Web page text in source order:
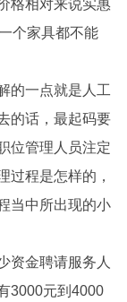
格相对来说实惠
个家具都不能
的一点就是人工
的话，最起码要
位管理人员注定
过程是怎样的，
当中所出现的小
资金聘请服务人
3000元到4000